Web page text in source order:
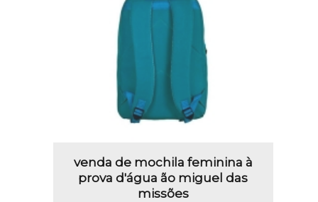
venda de mochila feminina à
prova d'água ão miguel das
missões